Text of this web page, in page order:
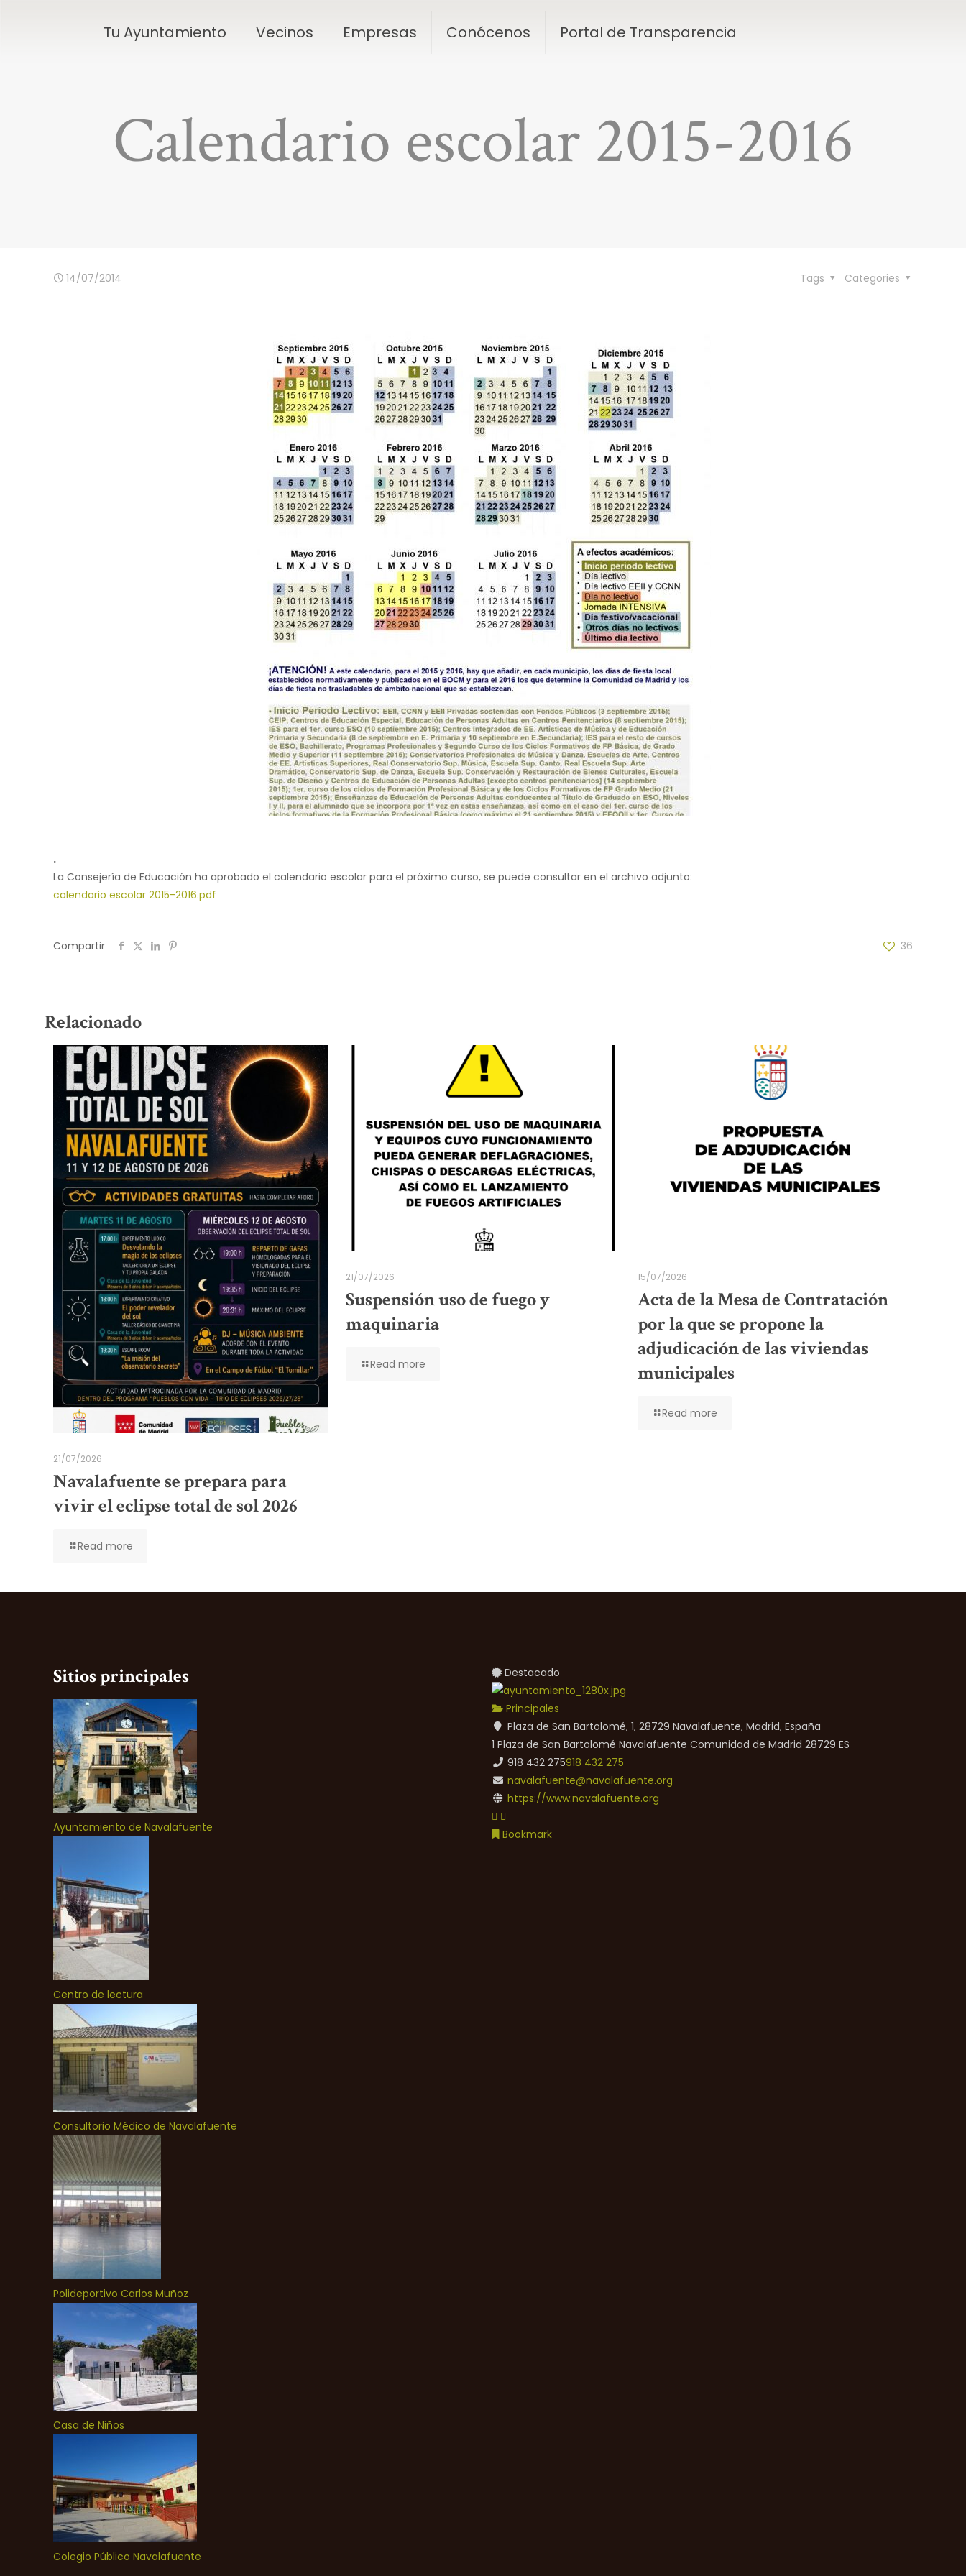
Tu Ayuntamiento Vecinos Empresas Conócenos Portal de Transparencia
Calendario escolar 2015-2016
14/07/2014 Categories
Tags
.
La Consejería de Educación ha aprobado el calendario escolar para el próximo curso, se puede consultar en el archivo adjunto:
calendario escolar 2015-2016.pdf
Compartir 36
Relacionado
21/07/2026
Navalafuente se prepara para
vivir el eclipse total de sol 2026
Read more
21/07/2026
Suspensión uso de fuego y
maquinaria
Read more
15/07/2026
Acta de la Mesa de Contratación
por la que se propone la
adjudicación de las viviendas
municipales
Read more
Sitios principales
Ayuntamiento de Navalafuente
Centro de lectura
Consultorio Médico de Navalafuente
Polideportivo Carlos Muñoz
Casa de Niños
Colegio Público Navalafuente
Destacado
Principales
Plaza de San Bartolomé, 1, 28729 Navalafuente, Madrid, España
1 Plaza de San Bartolomé Navalafuente Comunidad de Madrid 28729 ES
918 432 275918 432 275
navalafuente@navalafuente.org
https://www.navalafuente.org
Bookmark